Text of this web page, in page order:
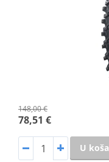
148,00 €
78,51 €
U